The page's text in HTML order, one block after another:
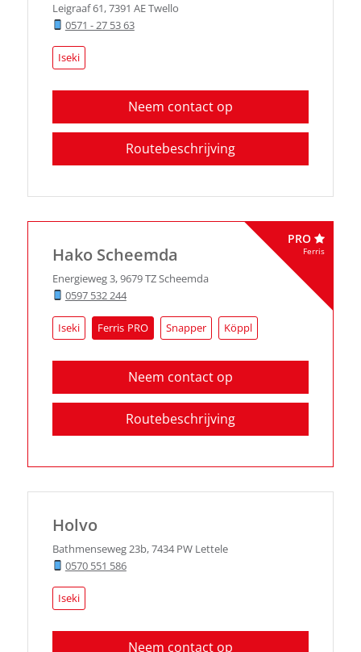
Leigraaf 61,7391 AETwello
0571 - 27 53 63
Iseki
Neem contact op
Routebeschrijving
Hako Scheemda
Energieweg 3,9679 TZScheemda
0597 532 244
Iseki Ferris Snapper Köppl
Neem contact op
Routebeschrijving
PRO
Ferris
Holvo
Bathmenseweg 23b,7434 PW Lettele
0570 551 586
Iseki
Neem contact op